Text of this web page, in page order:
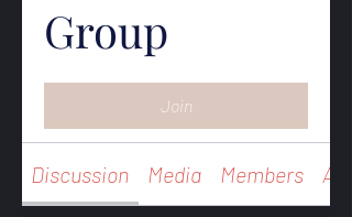
Group
Join
Discussion Media Members